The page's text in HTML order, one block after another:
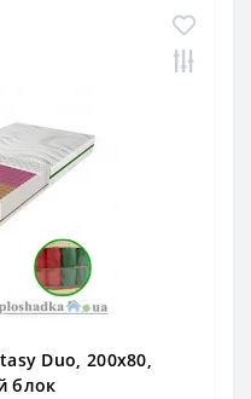
Duo, 200x80,
блок